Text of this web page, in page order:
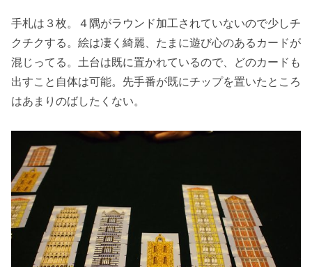
手札は３枚。４隅がラウンド加工されていないので少しチ
クチクする。絵は凄く綺麗、たまに遊び心のあるカードが
混じってる。土台は既に置かれているので、どのカードも
出すこと自体は可能。先手番が既にチップを置いたところ
はあまりのばしたくない。